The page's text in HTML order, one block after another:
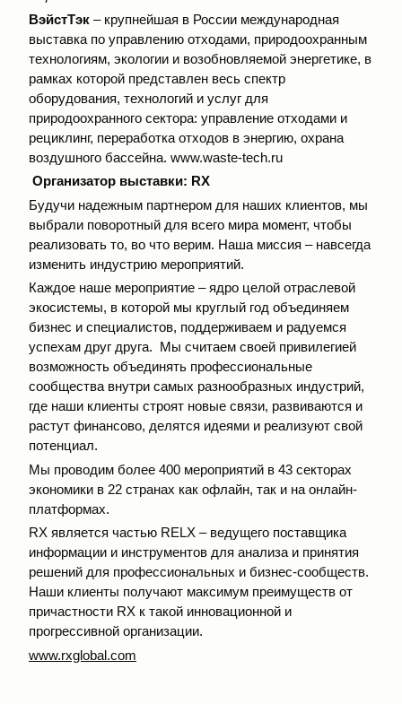
ВэйстТэк – крупнейшая в России международная
выставка по управлению отходами, природоохранным
технологиям, экологии и возобновляемой энергетике, в
рамках которой представлен весь спектр
оборудования, технологий и услуг для
природоохранного сектора: управление отходами и
рециклинг, переработка отходов в энергию, охрана
воздушного бассейна. www.waste-tech.ru
Организатор выставки: RX
Будучи надежным партнером для наших клиентов, мы
выбрали поворотный для всего мира момент, чтобы
реализовать то, во что верим. Наша миссия – навсегда
изменить индустрию мероприятий.
Каждое наше мероприятие – ядро целой отраслевой
экосистемы, в которой мы круглый год объединяем
бизнес и специалистов, поддерживаем и радуемся
успехам друг друга. Мы считаем своей привилегией
возможность объединять профессиональные
сообщества внутри самых разнообразных индустрий,
где наши клиенты строят новые связи, развиваются и
растут финансово, делятся идеями и реализуют свой
потенциал.
Мы проводим более 400 мероприятий в 43 секторах
экономики в 22 странах как офлайн, так и на онлайн-
платформах.
RX является частью RELX – ведущего поставщика
информации и инструментов для анализа и принятия
решений для профессиональных и бизнес-сообществ.
Наши клиенты получают максимум преимуществ от
причастности RX к такой инновационной и
прогрессивной организации.
www.rxglobal.com